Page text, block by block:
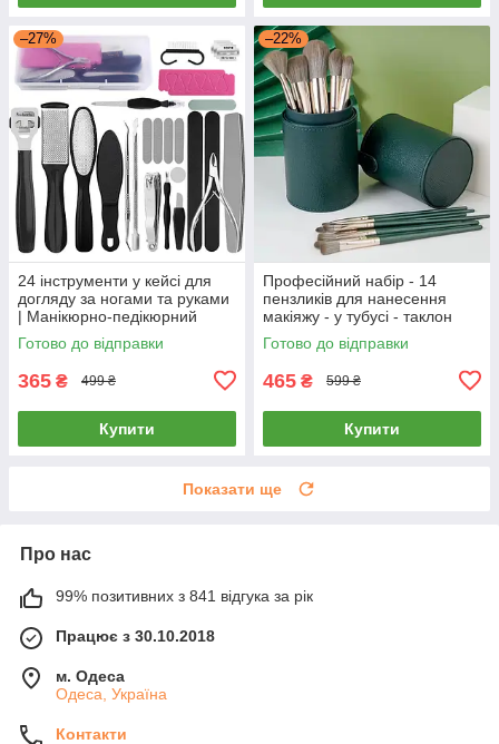
–27%
24 інструменти у кейсі для
догляду за ногами та руками
| Манікюрно-педікюрний
набір | чорний
Готово до відправки
365 ₴ 499 ₴
Купити
–22%
Професійний набір - 14
пензликів для нанесення
макіяжу - у тубусі - таклон
Готово до відправки
465 ₴ 599 ₴
Купити
Показати ще
Про нас
99% позитивних з 841 відгука за рік
Працює з 30.10.2018
м. Одеса
Одеса, Україна
Контакти